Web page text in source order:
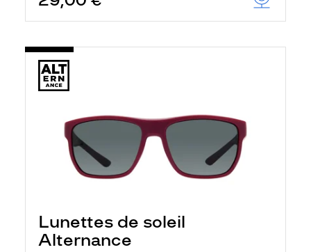
Lunettes de soleil
Alternance